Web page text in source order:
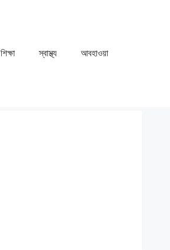
⁠⁠শিক্ষা ⁠⁠স্বাস্থ্য ⁠⁠আবহাওয়া